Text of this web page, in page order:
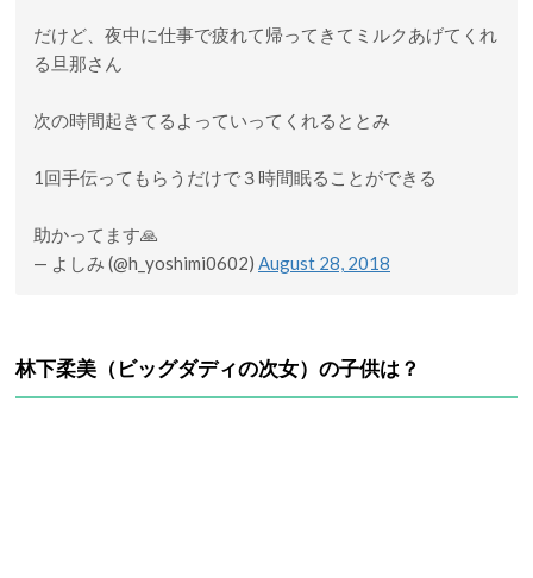
だけど、夜中に仕事で疲れて帰ってきてミルクあげてくれ
る旦那さん
次の時間起きてるよっていってくれるととみ
1回手伝ってもらうだけで３時間眠ることができる
助かってます🙏
— よしみ (@h_yoshimi0602) August 28, 2018
林下柔美（ビッグダディの次女）の子供は？